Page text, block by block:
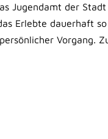
Jugendamt der
Erlebte dauerhaft
Vorgang.